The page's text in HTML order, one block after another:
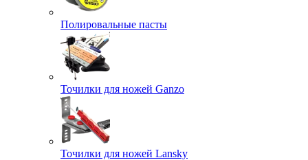
Полировальные пасты
Точилки для ножей Ganzo
Точилки для ножей Lansky